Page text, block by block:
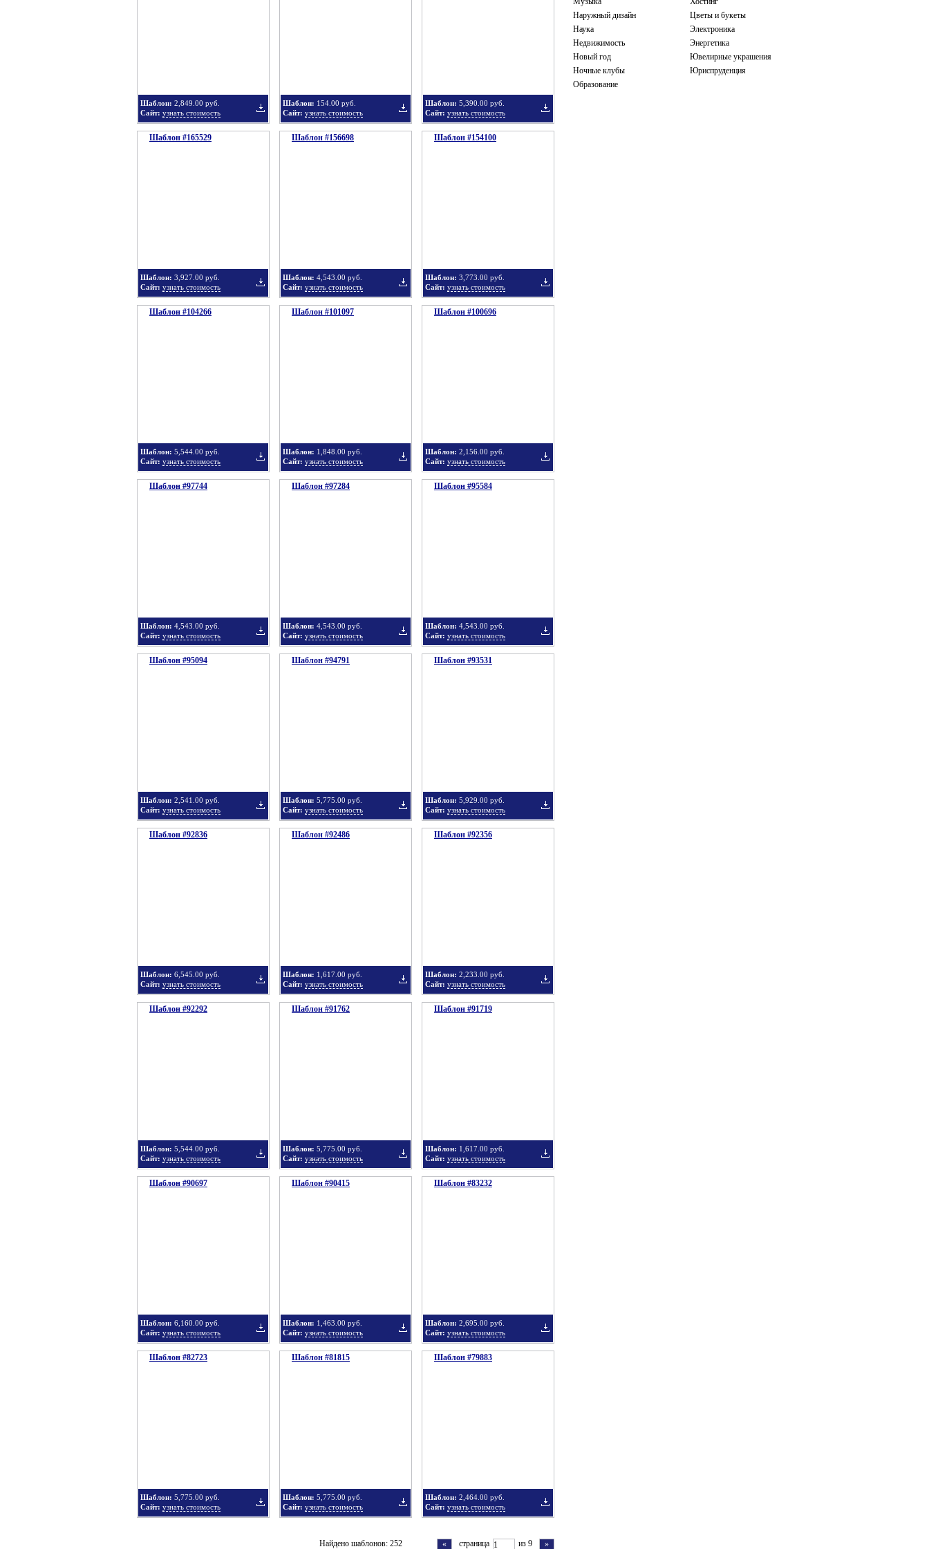
Наружный дизайн
Наука
Недвижимость
Новый год
Ночные клубы
Образование
Цветы и букеты
Электроника
Энергетика
Ювелирные украшения
Юриспруденция
Шаблон: 2,849.00 руб.
Сайт: узнать стоимость
Шаблон: 154.00 руб.
Сайт: узнать стоимость
Шаблон: 5,390.00 руб.
Сайт: узнать стоимость
Шаблон #165529
Шаблон: 3,927.00 руб.
Сайт: узнать стоимость
Шаблон #156698
Шаблон: 4,543.00 руб.
Сайт: узнать стоимость
Шаблон #154100
Шаблон: 3,773.00 руб.
Сайт: узнать стоимость
Шаблон #104266
Шаблон: 5,544.00 руб.
Сайт: узнать стоимость
Шаблон #101097
Шаблон: 1,848.00 руб.
Сайт: узнать стоимость
Шаблон #100696
Шаблон: 2,156.00 руб.
Сайт: узнать стоимость
Шаблон #97744
Шаблон: 4,543.00 руб.
Сайт: узнать стоимость
Шаблон #97284
Шаблон: 4,543.00 руб.
Сайт: узнать стоимость
Шаблон #95584
Шаблон: 4,543.00 руб.
Сайт: узнать стоимость
Шаблон #95094
Шаблон: 2,541.00 руб.
Сайт: узнать стоимость
Шаблон #94791
Шаблон: 5,775.00 руб.
Сайт: узнать стоимость
Шаблон #93531
Шаблон: 5,929.00 руб.
Сайт: узнать стоимость
Шаблон #92836
Шаблон: 6,545.00 руб.
Сайт: узнать стоимость
Шаблон #92486
Шаблон: 1,617.00 руб.
Сайт: узнать стоимость
Шаблон #92356
Шаблон: 2,233.00 руб.
Сайт: узнать стоимость
Шаблон #92292
Шаблон: 5,544.00 руб.
Сайт: узнать стоимость
Шаблон #91762
Шаблон: 5,775.00 руб.
Сайт: узнать стоимость
Шаблон #91719
Шаблон: 1,617.00 руб.
Сайт: узнать стоимость
Шаблон #90697
Шаблон: 6,160.00 руб.
Сайт: узнать стоимость
Шаблон #90415
Шаблон: 1,463.00 руб.
Сайт: узнать стоимость
Шаблон #83232
Шаблон: 2,695.00 руб.
Сайт: узнать стоимость
Шаблон #82723
Шаблон: 5,775.00 руб.
Сайт: узнать стоимость
Шаблон #81815
Добавить
Шаблон: 5,775.00 руб.
Сайт: узнать стоимость
Шаблон #79883
Добавить
Шаблон: 2,464.00 руб.
Сайт: узнать стоимость
»
страница из 9
«
Найдено шаблонов: 252